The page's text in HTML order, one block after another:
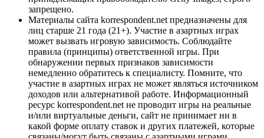
запрещено.
Материалы сайта korrespondent.net предназначены для
лиц старше 21 года (21+). Участие в азартных играх
может вызвать игровую зависимость. Соблюдайте
правила (принципы) ответственной игры. При
обнаружении первых признаков зависимости
немедленно обратитесь к специалисту. Помните, что
участие в азартных играх не может являться источником
доходов или альтернативой работе. Информационный
ресурс korrespondent.net не проводит игры на реальные
и/или виртуальные деньги, сайт не принимает ни в
какой форме оплату ставок и других платежей, которые